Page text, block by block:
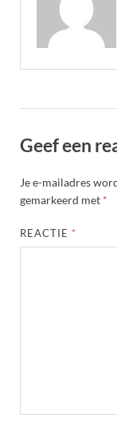
Geef een
Je e-mailadres
gemarkeerd met *
REACTIE *